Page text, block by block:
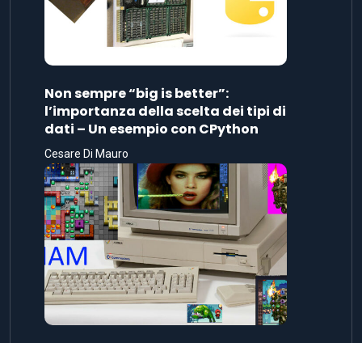
Non sempre “big is better”:
l’importanza della scelta dei tipi di
dati – Un esempio con CPython
Cesare Di Mauro